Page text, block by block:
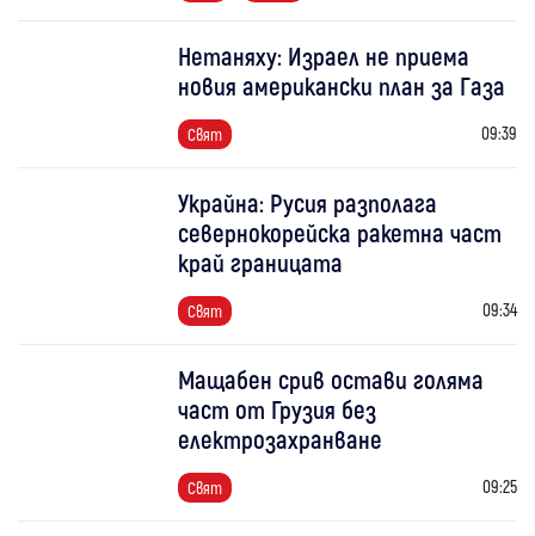
Нетаняху: Израел не приема
новия американски план за Газа
Свят 09:39
Украйна: Русия разполага
севернокорейска ракетна част
край границата
Свят 09:34
Мащабен срив остави голяма
част от Грузия без
електрозахранване
Свят 09:25